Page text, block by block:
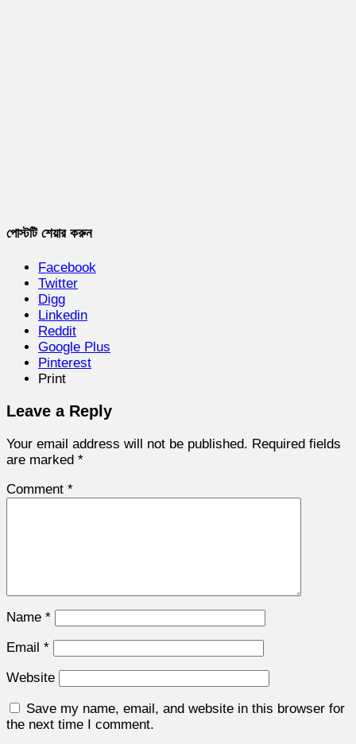
পোস্টটি শেয়ার করুন
Facebook
Twitter
Digg
Linkedin
Reddit
Google Plus
Pinterest
Print
Leave a Reply
Your email address will not be published. Required fields
are marked *
Comment *
Name *
Email *
Website
Save my name, email, and website in this browser for
the next time I comment.